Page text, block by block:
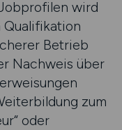
wird
Betrieb
Nachweis über
zum
oder